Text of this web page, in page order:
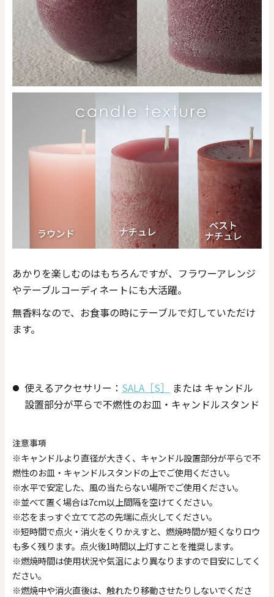
あかりを楽しむのはもちろんですが、フラワーアレンジ
やテーブルコーディネートにも大活躍。
無香料なので、お食事の時にテーブルで灯していただけ
ます。
使えるアクセサリー： SALA［S］
または キャンドル
設置部分が平らで不燃性のお皿・キャンドルスタンド
注意事項
※キャンドルより直径が大きく、キャンドル設置部分が平らで不
燃性のお皿・キャンドルスタンドの上でご使用ください。
※水平で安定した、風の当たらない場所でご使用ください。
※並べて置く場合は7cm以上間隔を空けてください。
※芯をまっすぐ立てて芯の先端に点火してください。
※短時間で点火・消火をくりかえすと、燃焼時間が短くなりロウ
も多く残ります。点火後1時間以上灯すことを推奨します。
※燃焼時間は使用状況や気温により異なりますので目安にしてく
ださい。
※燃焼中や消火直後は、触れたり移動させたりしないでくださ